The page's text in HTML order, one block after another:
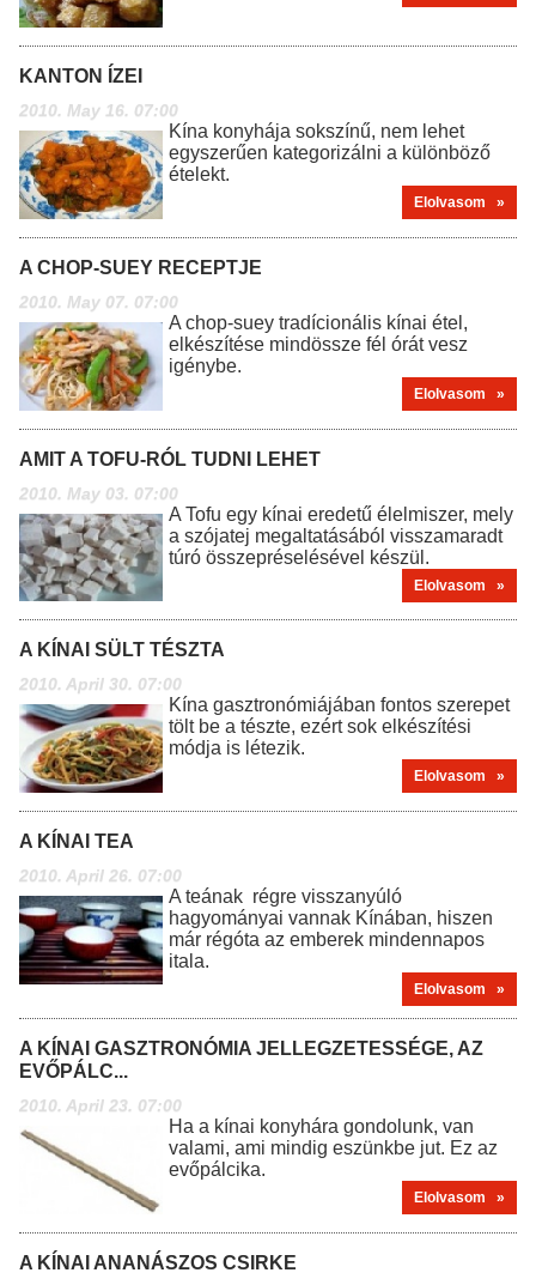
KANTON ÍZEI
2010. May 16. 07:00
Kína konyhája sokszínű, nem lehet
egyszerűen kategorizálni a különböző
ételekt.
Elolvasom »
A CHOP-SUEY RECEPTJE
2010. May 07. 07:00
A chop-suey tradícionális kínai étel,
elkészítése mindössze fél órát vesz
igénybe.
Elolvasom »
AMIT A TOFU-RÓL TUDNI LEHET
2010. May 03. 07:00
A Tofu egy kínai eredetű élelmiszer, mely
a szójatej megaltatásából visszamaradt
túró összepréselésével készül.
Elolvasom »
A KÍNAI SÜLT TÉSZTA
2010. April 30. 07:00
Kína gasztronómiájában fontos szerepet
tölt be a tészte, ezért sok elkészítési
módja is létezik.
Elolvasom »
A KÍNAI TEA
2010. April 26. 07:00
A teának régre visszanyúló
hagyományai vannak Kínában, hiszen
már régóta az emberek mindennapos
itala.
Elolvasom »
A KÍNAI GASZTRONÓMIA JELLEGZETESSÉGE, AZ
EVŐPÁLC...
2010. April 23. 07:00
Ha a kínai konyhára gondolunk, van
valami, ami mindig eszünkbe jut. Ez az
evőpálcika.
Elolvasom »
A KÍNAI ANANÁSZOS CSIRKE